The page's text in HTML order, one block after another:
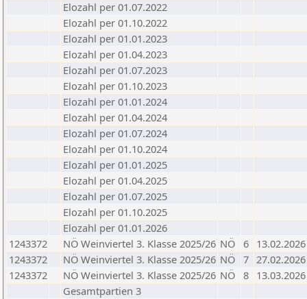
Elozahl per 01.07.2022
Elozahl per 01.10.2022
Elozahl per 01.01.2023
Elozahl per 01.04.2023
Elozahl per 01.07.2023
Elozahl per 01.10.2023
Elozahl per 01.01.2024
Elozahl per 01.04.2024
Elozahl per 01.07.2024
Elozahl per 01.10.2024
Elozahl per 01.01.2025
Elozahl per 01.04.2025
Elozahl per 01.07.2025
Elozahl per 01.10.2025
Elozahl per 01.01.2026
1243372
NÖ Weinviertel 3. Klasse 2025/26 NÖ 6 13.02.2026
1243372
NÖ Weinviertel 3. Klasse 2025/26 NÖ 7 27.02.2026
1243372
NÖ Weinviertel 3. Klasse 2025/26 NÖ 8 13.03.2026
Gesamtpartien 3